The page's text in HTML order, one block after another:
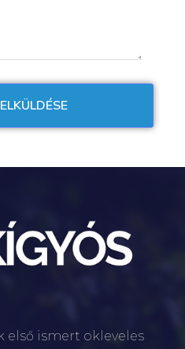
első ismert okleveles